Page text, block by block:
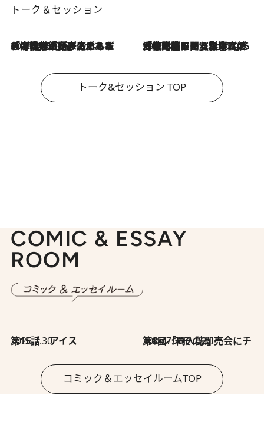
トーク＆セッション
2026.8.3
「今後値上げがあるとすれば…」「リスクがあるのは今年の冬」エネルギー専門家が語る、ホルムズ海峡封鎖が家庭にもたらす“ある心配” 2026.8.3
「住宅建てられない…」「サーチャージ料の高値が続いている」ホルムズ海峡封鎖による影響はいつまで続く？《エネルギー専門家に聞く“どうなる日本の暮らし”》
トーク&セッション TOP
COMIC & ESSAY
ROOM
2026.7.30
第15話 アイス 2026.7.30
第8回「同人誌即売会にチャレンジ その2」
コミック＆エッセイルームTOP